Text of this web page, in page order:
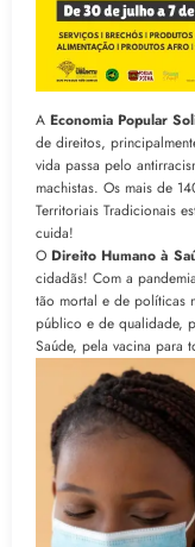
A Economia Popular
de direitos,
vida passa pelo
machistas. Os mais de
Territoriais Tradicionais
cuida!
O Direito Humano à
cidadãs! Com a
tão mortal e de políticas
público e de qualidade,
Saúde, pela vacina para